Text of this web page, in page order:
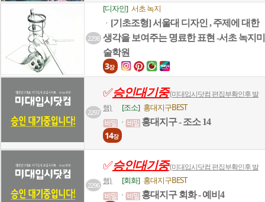
2298
[디자인] 서초 녹지
ㆍ [기초조형] 서울대 디자인 , 주제에 대한
생각을 보여주는 명료한 표현 -서초 녹지미
술학원
3장
2297
✅승인대기중(미대입시닷컴 편집부확인후 발
행)
[조소] 홍대지구BEST
ㆍ 홍대지구 - 조소 14
14장
2296
✅승인대기중(미대입시닷컴 편집부확인후 발
행)
[회화] 홍대지구BEST
ㆍ 홍대지구 회화 - 예비4